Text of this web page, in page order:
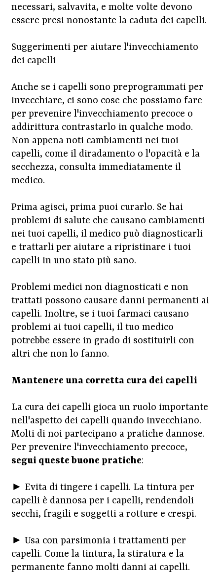
necessari, salvavita, e molte volte devono
essere presi nonostante la caduta dei capelli.
Suggerimenti per aiutare l'invecchiamento
dei capelli
Anche se i capelli sono preprogrammati per
invecchiare, ci sono cose che possiamo fare
per prevenire l'invecchiamento precoce o
addirittura contrastarlo in qualche modo.
Non appena noti cambiamenti nei tuoi
capelli, come il diradamento o l'opacità e la
secchezza, consulta immediatamente il
medico.
Prima agisci, prima puoi curarlo. Se hai
problemi di salute che causano cambiamenti
nei tuoi capelli, il medico può diagnosticarli
e trattarli per aiutare a ripristinare i tuoi
capelli in uno stato più sano.
Problemi medici non diagnosticati e non
trattati possono causare danni permanenti ai
capelli. Inoltre, se i tuoi farmaci causano
problemi ai tuoi capelli, il tuo medico
potrebbe essere in grado di sostituirli con
altri che non lo fanno.
Mantenere una corretta cura dei capelli
La cura dei capelli gioca un ruolo importante
nell'aspetto dei capelli quando invecchiano.
Molti di noi partecipano a pratiche dannose.
Per prevenire l'invecchiamento precoce,
segui queste buone pratiche:
► Evita di tingere i capelli. La tintura per
capelli è dannosa per i capelli, rendendoli
secchi, fragili e soggetti a rotture e crespi.
► Usa con parsimonia i trattamenti per
capelli. Come la tintura, la stiratura e la
permanente fanno molti danni ai capelli.